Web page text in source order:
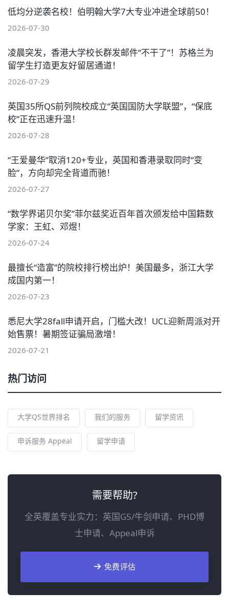
低均分逆袭名校！伯明翰大学7大专业冲进全球前50！
2026-07-30
凌晨突发，香港大学校长群发邮件“不干了”！苏格兰为
留学生打造更友好留居通道！
2026-07-29
英国35所QS前列院校成立“英国国防大学联盟”，“保底
校”正在迅速升温！
2026-07-28
“王爱曼华”取消120+专业，英国和香港录取同时“变
脸”，方向却完全背道而驰！
2026-07-27
“数学界诺贝尔奖”菲尔兹奖近百年首次颁发给中国籍数
学家：王虹、邓煜！
2026-07-24
最擅长“造富”的院校排行榜出炉！美国最多，浙江大学
成国内第一！
2026-07-23
悉尼大学28fall申请开启，门槛大改！UCL迎新周派对开
始售票！暑期签证骗局激增！
2026-07-21
热门访问
大学QS世界排名 我们的服务 留学资讯
申诉服务 Appeal 留学申请
需要帮助?
全英覆盖专业实力：英国G5/牛剑申请、PHD博
士申请、Appeal申诉
免费评估